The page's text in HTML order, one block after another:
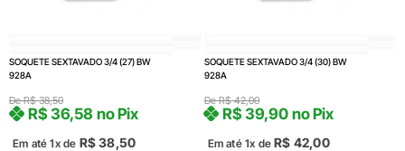
SOQUETE SEXTAVADO 3/4 (27) BW
928A
DeR$38,50
Em até 1x de R$38,50
R$36,58 no Pix
SOQUETE SEXTAVADO 3/4 (30) BW
928A
DeR$42,00
Em até 1x de R$ 42,00
R$39,90 no Pix